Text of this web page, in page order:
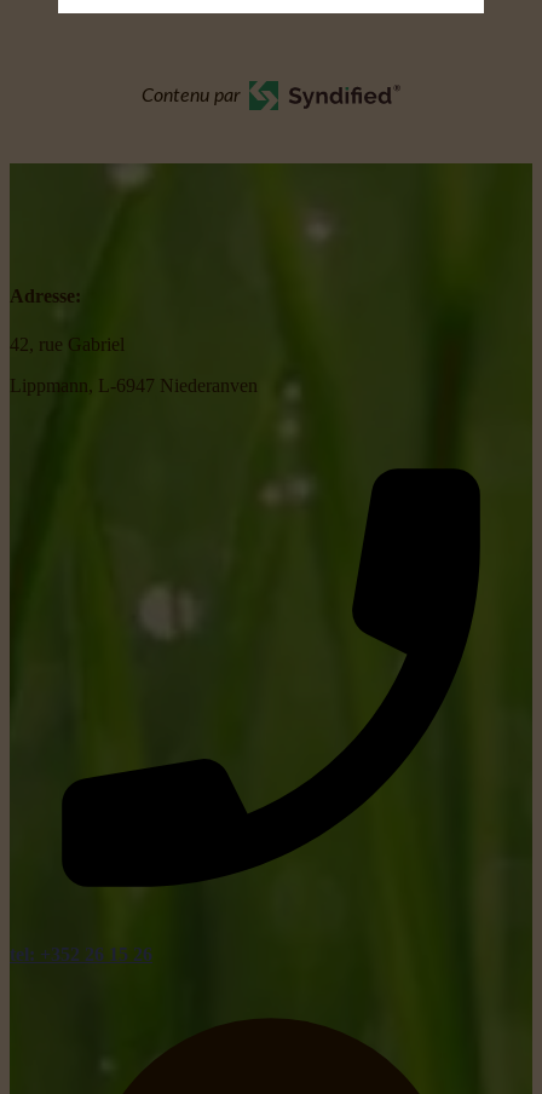
Contenu par
Adresse:
42, rue Gabriel
Lippmann, L-6947 Niederanven
tel: +352 26 15 26